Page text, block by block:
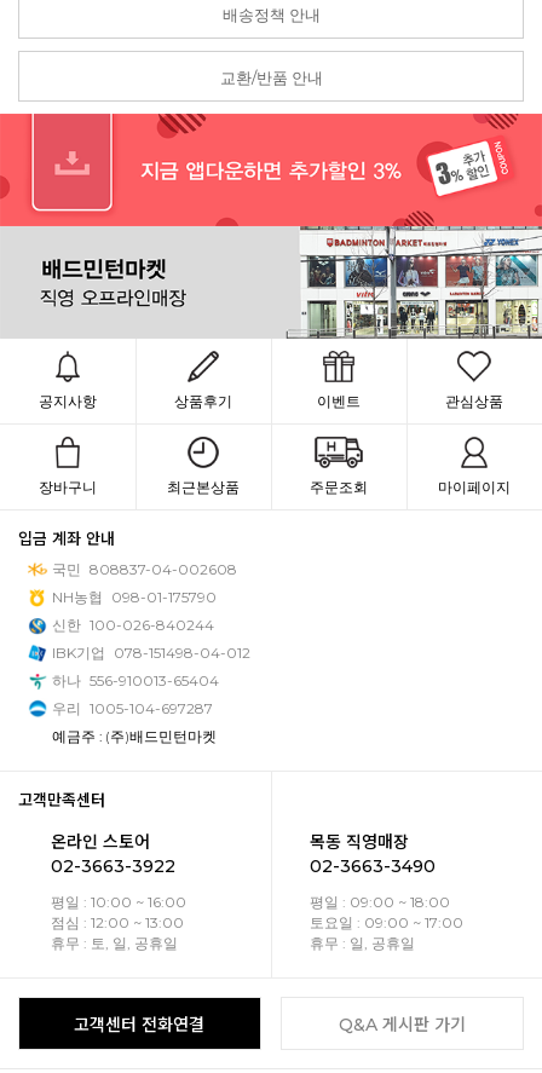
배송정책 안내
교환/반품 안내
공지사항 상품후기 이벤트 관심상품
장바구니 최근본상품 주문조회 마이페이지
입금 계좌 안내
국민 808837-04-002608
NH농협
098-01-175790
신한 100-026-840244
IBK기업
078-151498-04-012
하나 556-910013-65404
우리 1005-104-697287
예금주 : (주)배드민턴마켓
고객만족센터
온라인 스토어
02-3663-3922
평일 : 10:00 ~ 16:00
점심 : 12:00 ~ 13:00
휴무 : 토, 일, 공휴일
목동 직영매장
02-3663-3490
평일 : 09:00 ~ 18:00
토요일 : 09:00 ~ 17:00
휴무 : 일, 공휴일
고객센터 전화연결 Q&A 게시판 가기